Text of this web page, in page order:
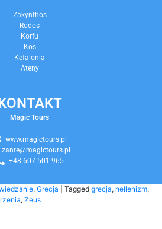
Zakynthos
Rodos
Korfu
Kos
Kefalonia
Ateny
Magic Tours
www.magictours.pl
zante@magictours.pl
+48 607 501 965
, Grecja Tagged grecja, hellenizm,
, Zeus